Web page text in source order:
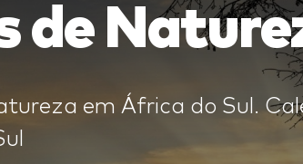
de
em África do Sul.